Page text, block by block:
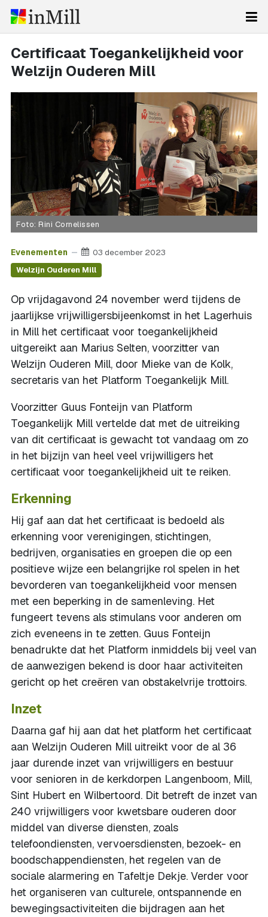
Certificaat Toegankelijkheid voor
Welzijn Ouderen Mill
Foto: Rini Cornelissen
Evenementen 03 december 2023
Welzijn Ouderen Mill
Op vrijdagavond 24 november werd tijdens de
jaarlijkse vrijwilligersbijeenkomst in het Lagerhuis
in Mill het certificaat voor toegankelijkheid
uitgereikt aan Marius Selten, voorzitter van
Welzijn Ouderen Mill, door Mieke van de Kolk,
secretaris van het Platform Toegankelijk Mill.
Voorzitter Guus Fonteijn van Platform
Toegankelijk Mill vertelde dat met de uitreiking
van dit certificaat is gewacht tot vandaag om zo
in het bijzijn van heel veel vrijwilligers het
certificaat voor toegankelijkheid uit te reiken.
Erkenning
Hij gaf aan dat het certificaat is bedoeld als
erkenning voor verenigingen, stichtingen,
bedrijven, organisaties en groepen die op een
positieve wijze een belangrijke rol spelen in het
bevorderen van toegankelijkheid voor mensen
met een beperking in de samenleving. Het
fungeert tevens als stimulans voor anderen om
zich eveneens in te zetten. Guus Fonteijn
benadrukte dat het Platform inmiddels bij veel van
de aanwezigen bekend is door haar activiteiten
gericht op het creëren van obstakelvrije trottoirs.
Inzet
Daarna gaf hij aan dat het platform het certificaat
aan Welzijn Ouderen Mill uitreikt voor de al 36
jaar durende inzet van vrijwilligers en bestuur
voor senioren in de kerkdorpen Langenboom, Mill,
Sint Hubert en Wilbertoord. Dit betreft de inzet van
240 vrijwilligers voor kwetsbare ouderen door
middel van diverse diensten, zoals
telefoondiensten, vervoersdiensten, bezoek- en
boodschappendiensten, het regelen van de
sociale alarmering en Tafeltje Dekje. Verder voor
het organiseren van culturele, ontspannende en
bewegingsactiviteiten die bijdragen aan het